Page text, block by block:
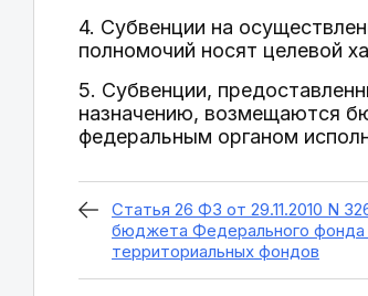
4. Субвенции на
полномочий носят целевой
5. Субвенции,
назначению, возмещаются
федеральным органом
Статья 26 ФЗ от 29.11.2010 N
бюджета Федерального
территориальных фондов